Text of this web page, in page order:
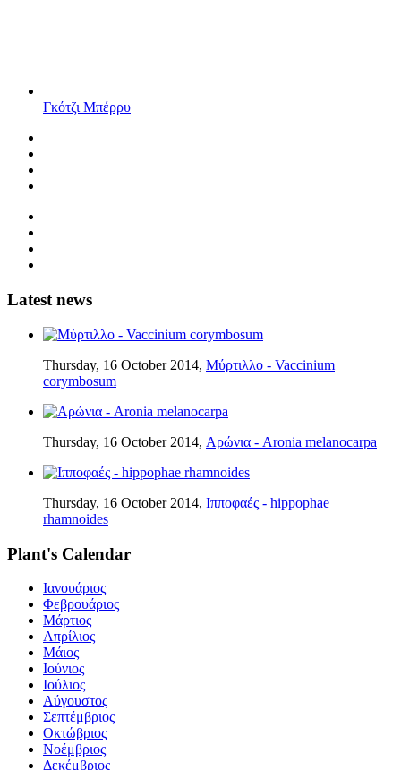
Γκότζι Μπέρρυ
Latest news
Thursday, 16 October 2014, Μύρτιλλο - Vaccinium
corymbosum
Thursday, 16 October 2014, Αρώνια - Aronia melanocarpa
Thursday, 16 October 2014, Ιπποφαές - hippophae
rhamnoides
Plant's Calendar
Ιανουάριος
Φεβρουάριος
Μάρτιος
Απρίλιος
Μάιος
Ιούνιος
Ιούλιος
Αύγουστος
Σεπτέμβριος
Οκτώβριος
Νοέμβριος
Δεκέμβριος